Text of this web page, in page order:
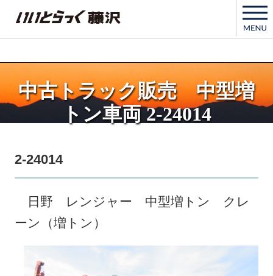
いいとらっく藤沢
中古トラック販売 中型増
トン車両 2-24014
2-24014
日野 レンジャー 中型増トン クレ
ーン（増トン）